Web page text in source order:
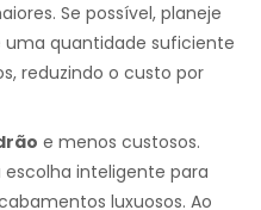
Se possível, planeje
quantidade suficiente
reduzindo o custo por
e menos custosos.
inteligente para
luxuosos. Ao